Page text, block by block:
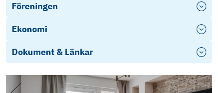
Föreningen
Ekonomi
Dokument & Länkar
Energideklaration Svedjegatan 28-36